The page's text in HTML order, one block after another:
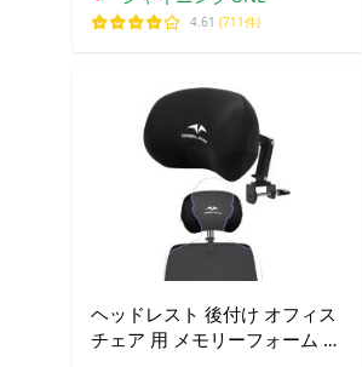
4.61 (711件)
ヘッドレスト 後付け オフィス
チェア 用 メモリーフォーム 首